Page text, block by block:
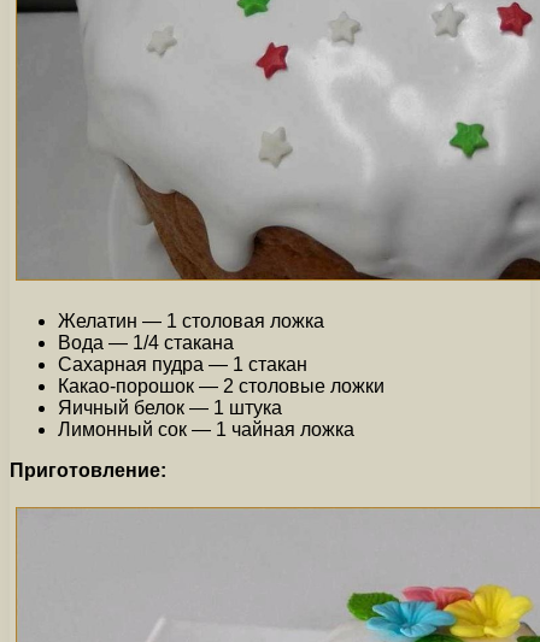
Желатин — 1 столовая ложка
Вода — 1/4 стакана
Сахарная пудра — 1 стакан
Какао-порошок — 2 столовые ложки
Яичный белок — 1 штука
Лимонный сок — 1 чайная ложка
Приготовление: